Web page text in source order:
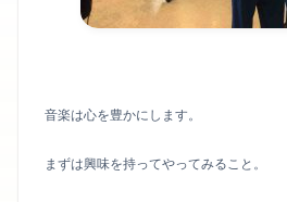
音楽は心を豊かにします。
まずは興味を持ってやってみること。